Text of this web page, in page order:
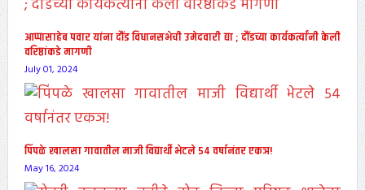
आप्पासाहेब पवार यांना दौंड विधानसभेची उमेदवारी द्या ; दौंडच्या कार्यकर्त्यांनी केली
वरिष्ठांकडे मागणी
July 01, 2024
पिंपळे खालसा गावातील माजी विद्यार्थी भेटले ५४ वर्षानंतर एकञ!
May 16, 2024